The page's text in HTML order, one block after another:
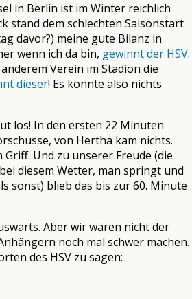
in Berlin ist im Winter reichlich
stand dem schlechten Saisonstart
davor?) meine gute Bilanz in
wenn ich da bin, gewinnt der HSV.
Verein im Stadion die
dieser! Es konnte also nichts
los! In den ersten 22 Minuten
von Hertha kam nichts.
Und zu unserer Freude (die
diesem Wetter, man springt und
sonst) blieb das bis zur 60. Minute
Aber wir wären nicht der
noch mal schwer machen.
des HSV zu sagen: